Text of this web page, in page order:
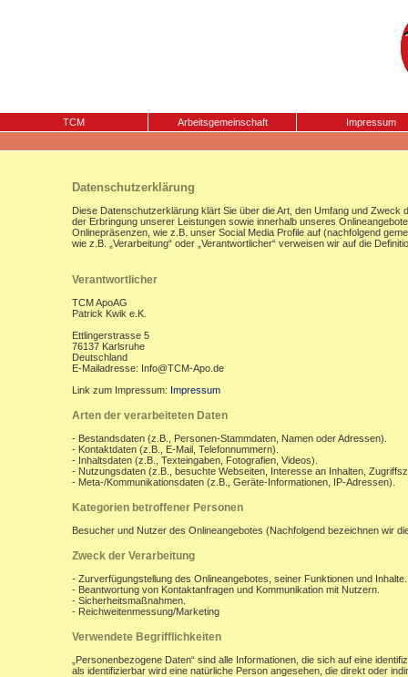
TCM Arbeitsgemeinschaft Impressum
Datenschutzerklärung
Diese Datenschutzerklärung klärt Sie über die Art, den Umfang und
der Erbringung unserer Leistungen sowie innerhalb unseres
Onlinepräsenzen, wie z.B. unser Social Media Profile auf (nachfolgend
wie z.B. „Verarbeitung“ oder „Verantwortlicher“ verweisen wir auf die
Verantwortlicher
TCM ApoAG
Patrick Kwik e.K.
Ettlingerstrasse 5
76137 Karlsruhe
Deutschland
E-Mailadresse: Info@TCM-Apo.de
Link zum Impressum: Impressum
Arten der verarbeiteten Daten
- Bestandsdaten (z.B., Personen-Stammdaten, Namen oder Adressen).
- Kontaktdaten (z.B., E-Mail, Telefonnummern).
- Inhaltsdaten (z.B., Texteingaben, Fotografien, Videos).
- Nutzungsdaten (z.B., besuchte Webseiten, Interesse an Inhalten,
- Meta-/Kommunikationsdaten (z.B., Geräte-Informationen, IP-Adressen).
Kategorien betroffener Personen
Besucher und Nutzer des Onlineangebotes (Nachfolgend bezeichnen wir
Zweck der Verarbeitung
- Zurverfügungstellung des Onlineangebotes, seiner Funktionen und Inhalte.
- Beantwortung von Kontaktanfragen und Kommunikation mit Nutzern.
- Sicherheitsmaßnahmen.
- Reichweitenmessung/Marketing
Verwendete Begrifflichkeiten
„Personenbezogene Daten“ sind alle Informationen, die sich auf eine
als identifizierbar wird eine natürliche Person angesehen, die direkt oder